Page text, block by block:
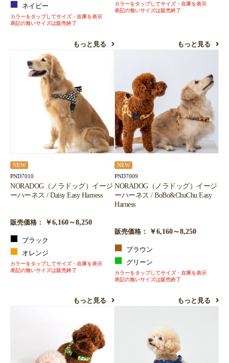
ネイビー
カラーをタップしてサイズ・在庫を表示
表記の無いサイズは販売終了
もっと見る
カラーをタップしてサイズ・在庫を表示
表記の無いサイズは販売終了
もっと見る
NEW
PND7010
NORADOG（ノラドッグ）イージ
ーハーネス / Daisy Easy Harness
販売価格： ￥6,160～8,250
ブラック
オレンジ
カラーをタップしてサイズ・在庫を表示
表記の無いサイズは販売終了
もっと見る
NEW
PND7009
NORADOG（ノラドッグ）イージ
ーハーネス / BoBo&ChuChu Easy
Harness
販売価格： ￥6,160～8,250
ブラウン
グリーン
カラーをタップしてサイズ・在庫を表示
表記の無いサイズは販売終了
もっと見る